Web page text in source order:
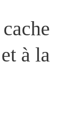
à la